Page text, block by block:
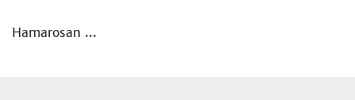
Hamarosan ...